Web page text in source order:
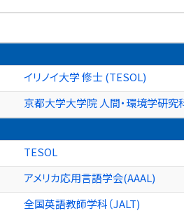
イリノイ大学 修士 (TESOL)
京都大学大学院 人間・環境学研究
TESOL
アメリカ応用言語学会(AAAL)
全国英語教師学科（JALT)